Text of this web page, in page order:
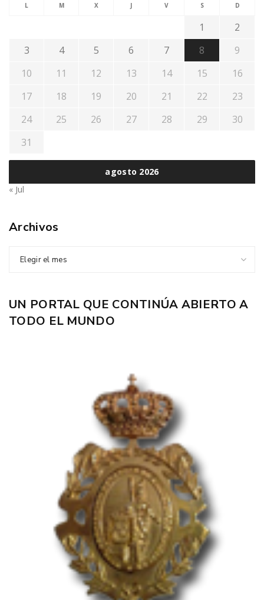
agosto 2026
L M X J V S D
1
2
3
4 5 6 7 8
9
10
11 12 13 14 15
16
17
18 19 20 21 22
23
24
25 26 27 28 29
30
31
« Jul
Archivos
Elegir el mes
UN PORTAL QUE CONTINÚA ABIERTO A
TODO EL MUNDO